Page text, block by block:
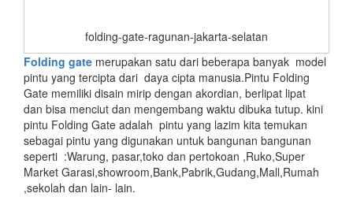
folding-gate-ragunan-jakarta-selatan
Folding gate merupakan satu dari beberapa banyak model
pintu yang tercipta dari daya cipta manusia.Pintu Folding
Gate memiliki disain mirip dengan akordian, berlipat lipat
dan bisa menciut dan mengembang waktu dibuka tutup. kini
pintu Folding Gate adalah pintu yang lazim kita temukan
sebagai pintu yang digunakan untuk bangunan bangunan
seperti :Warung, pasar,toko dan pertokoan ,Ruko,Super
Market Garasi,showroom,Bank,Pabrik,Gudang,Mall,Rumah
,sekolah dan lain- lain.